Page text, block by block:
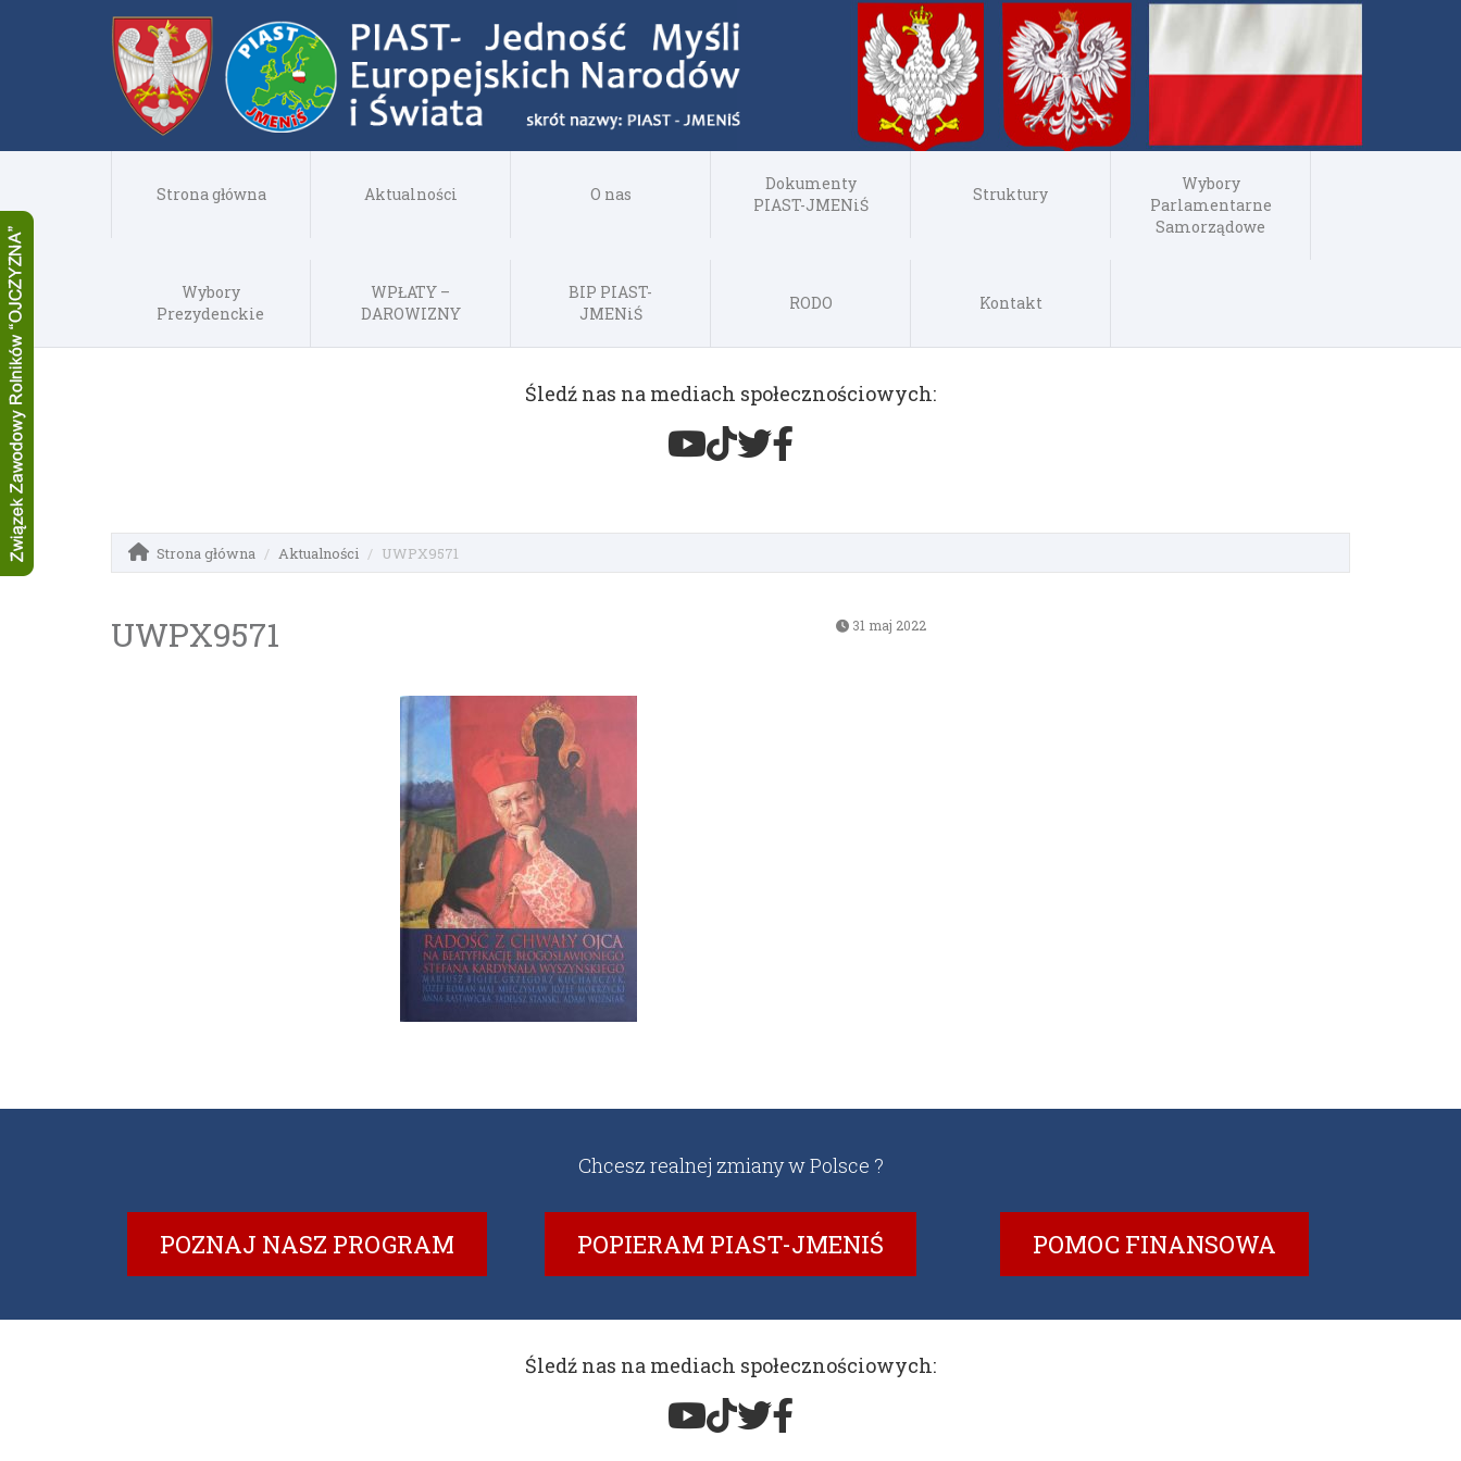
Strona główna Aktualności O nas
Dokumenty
PIAST-JMENiŚ
Struktury
Wybory
Parlamentarne
Samorządowe
Wybory
Prezydenckie
WPŁATY –
DAROWIZNY
BIP PIAST-
JMENiŚ
RODO Kontakt
Śledź nas na mediach społecznościowych:
Strona główna Aktualności UWPX9571
UWPX9571 31 maj 2022
Chcesz realnej zmiany w Polsce ?
POZNAJ NASZ PROGRAM POPIERAM PIAST-JMENIŚ POMOC FINANSOWA
Śledź nas na mediach społecznościowych: